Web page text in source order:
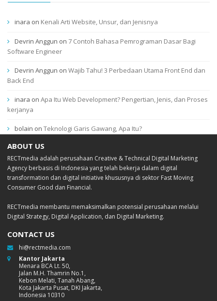
inara on Kenali Arti Website, Unsur, dan Jenisnya
Devrin Anggun on 7 Contoh Bahasa Pemrograman Dasar Bagi
Software Engineer
Devrin Anggun on Wajib Tahu! 3 Perbedaan Utama Front End dan
Back End
inara on Apa Itu Web Development? Pengertian, Jenis, dan Proses
kerjanya
bolain on Teknologi Garis Gawang, Apa Itu?
ABOUT US
RECTmedia adalah perusahaan Creative & Technical Digital Marketing
Agency berbasis di Indonesia yang telah bekerja dalam digital
transformation dan digital initiative khususnya di sektor Fast Moving
Consumer Good dan Financial.
RECTmedia membantu memaksimalkan potensial perusahaan melalui
Digital Strategy, Digital Application, dan Digital Marketing.
CONTACT US
hi@rectmedia.com
Kantor Jakarta
Menara BCA Lt. 50,
Jalan M.H. Thamrin No.1,
Kebon Melati, Tanah Abang,
Kota Jakarta Pusat, DKI Jakarta,
Indonesia 10310